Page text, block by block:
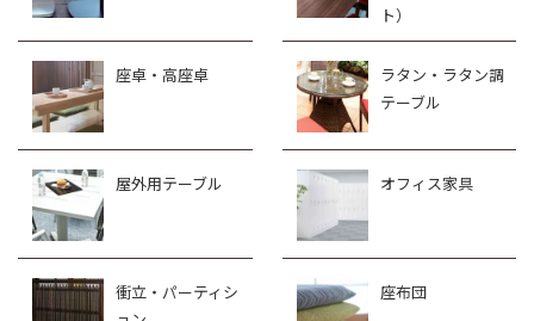
ト）
座卓・高座卓
ラタン・ラタン調
テーブル
屋外用テーブル オフィス家具
衝立・パーティシ
座布団